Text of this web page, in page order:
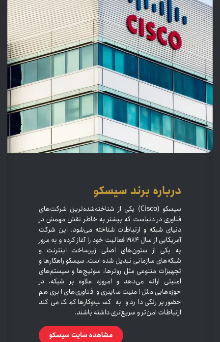
درباره برند سیسکو​
سیسکو (Cisco) یکی از شناخته‌شده‌ترین شرکت‌های
فناوری در دنیاست که بیشتر به خاطر نقش مهمش در
دنیای شبکه و ارتباطات شناخته می‌شود. این شرکت
آمریکایی از سال ۱۹۸۴ فعالیت خود را آغاز کرده و به مرور
به یکی از ستون‌های اصلی زیرساخت اینترنت و
شبکه‌های سازمانی تبدیل شده است. سیسکو راهکارها و
تجهیزات متنوعی مثل روترها، سوئیچ‌ها و سیستم‌های
امنیتی ارائه می‌دهد و امروزه علاوه بر شبکه، در
حوزه‌هایی مثل امنیت سایبری و فناوری‌های ابری هم
حضور پررنگی دارد و به کسب‌وکارها کمک می‌کند
ارتباطات امن‌تر و سریع‌تری داشته باشند.
مشاهده سایت سیسکو